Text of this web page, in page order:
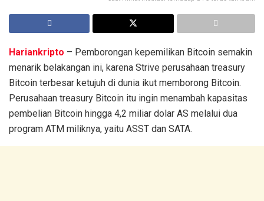
Hariankripto – Pemborongan kepemilikan Bitcoin semakin
menarik belakangan ini, karena Strive perusahaan treasury
Bitcoin terbesar ketujuh di dunia ikut memborong Bitcoin.
Perusahaan treasury Bitcoin itu ingin menambah kapasitas
pembelian Bitcoin hingga 4,2 miliar dolar AS melalui dua
program ATM miliknya, yaitu ASST dan SATA.